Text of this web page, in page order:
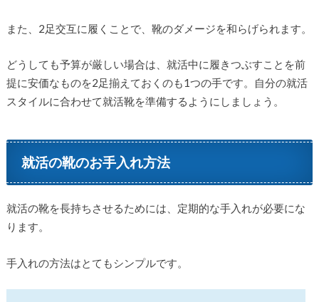
また、2足交互に履くことで、靴のダメージを和らげられます。
どうしても予算が厳しい場合は、就活中に履きつぶすことを前
提に安価なものを2足揃えておくのも1つの手です。自分の就活
スタイルに合わせて就活靴を準備するようにしましょう。
就活の靴のお手入れ方法
就活の靴を長持ちさせるためには、定期的な手入れが必要にな
ります。
手入れの方法はとてもシンプルです。